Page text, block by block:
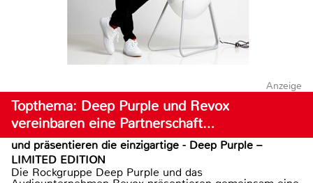
Anzeige
Topthema: Deep Purple und Revox
vereinbaren eine Partnerschaft…
und präsentieren die einzigartige - Deep Purple –
LIMITED EDITION
Die Rockgruppe Deep Purple und das